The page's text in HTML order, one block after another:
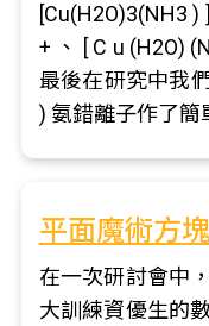
[Cu(H2O)3(NH3
+ 、 [ C u (H2O)
最後在研究中我
) 氨錯離子作了簡
平面魔術方塊
在一次研討會中
大訓練資優生的